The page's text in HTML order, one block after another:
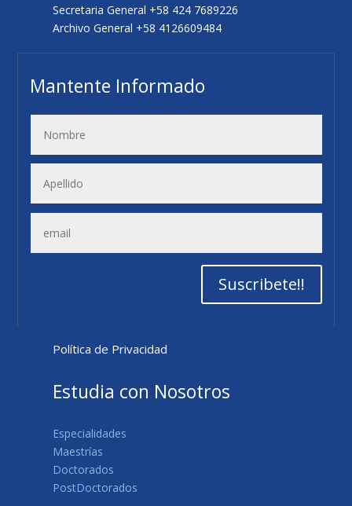
Secretaria General +58 424 7689226
Archivo General +58 4126609484
Mantente Informado
Suscribete!!
Política de Privacidad
Estudia con Nosotros
Especialidades
Maestrías
Doctorados
PostDoctorados